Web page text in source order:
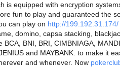
is equipped with encryption
fun to play and guaranteed the
can play on http://199.192.31.174/
domino, capsa stacking,
BNI, BRI, CIMBNIAGA,
and MAYBANK. to make it
and whenever. Now